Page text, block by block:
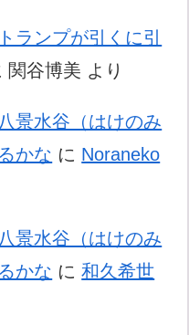
ランプが引くに引
関谷博美 より
景水谷（はけのみ
かな に Noraneko
景水谷（はけのみ
かな に和久希世